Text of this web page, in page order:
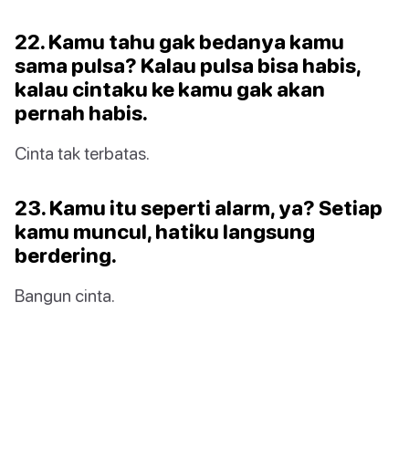
22. Kamu tahu gak bedanya kamu
sama pulsa? Kalau pulsa bisa habis,
kalau cintaku ke kamu gak akan
pernah habis.
Cinta tak terbatas.
23. Kamu itu seperti alarm, ya? Setiap
kamu muncul, hatiku langsung
berdering.
Bangun cinta.